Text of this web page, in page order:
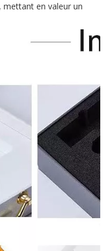
en valeur un